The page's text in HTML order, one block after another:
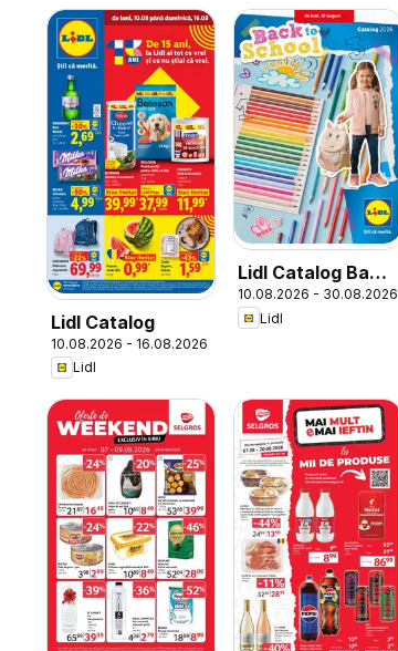
Lidl Catalog
10.08.2026 - 16.08.2026
Lidl
Lidl Catalog Back
to School
10.08.2026 - 30.08.2026
Lidl